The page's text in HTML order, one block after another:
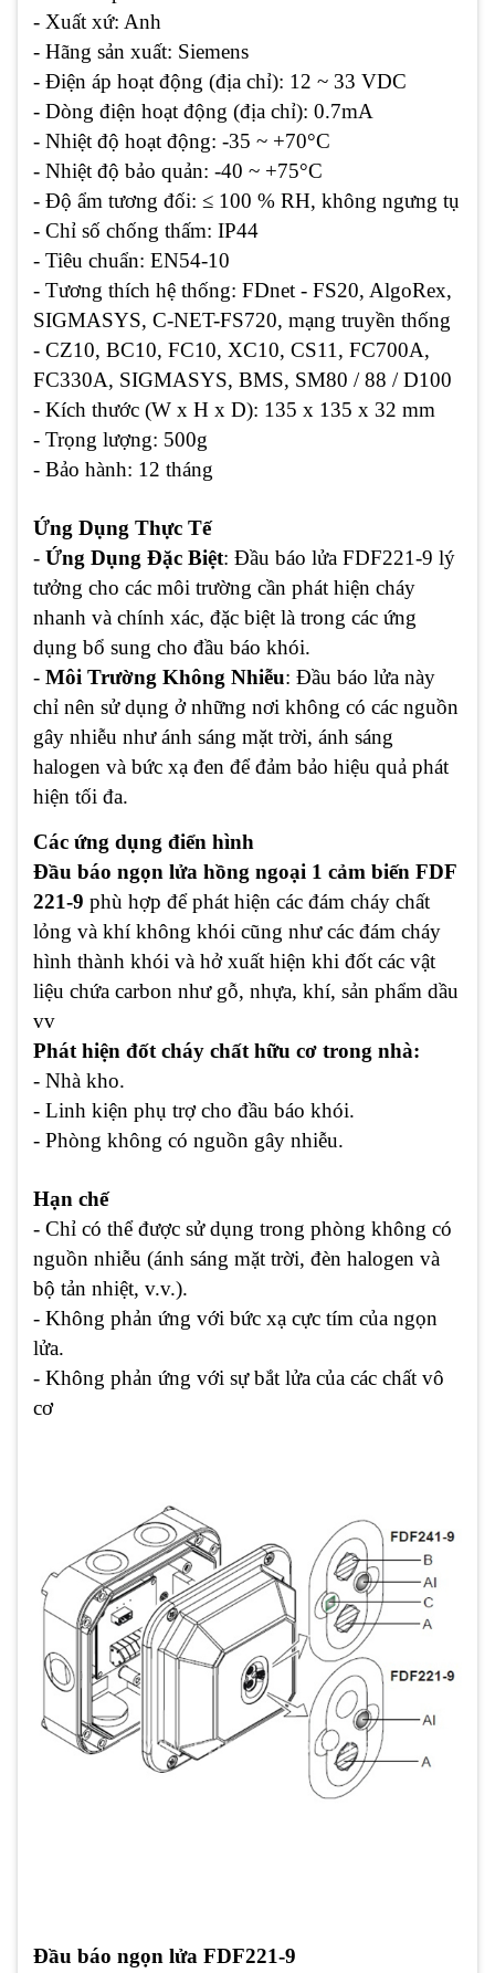
- Xuất xứ: Anh
- Hãng sản xuất: Siemens
- Điện áp hoạt động (địa chỉ): 12 ~ 33 VDC
- Dòng điện hoạt động (địa chỉ): 0.7mA
- Nhiệt độ hoạt động: -35 ~ +70°C
- Nhiệt độ bảo quản: -40 ~ +75°C
- Độ ẩm tương đối: ≤ 100 % RH, không ngưng tụ
- Chỉ số chống thấm: IP44
- Tiêu chuẩn: EN54-10
- Tương thích hệ thống: FDnet - FS20, AlgoRex,
SIGMASYS, C-NET-FS720, mạng truyền thống
- CZ10, BC10, FC10, XC10, CS11, FC700A,
FC330A, SIGMASYS, BMS, SM80 / 88 / D100
- Kích thước (W x H x D): 135 x 135 x 32 mm
- Trọng lượng: 500g
- Bảo hành: 12 tháng
Ứng Dụng Thực Tế
- Ứng Dụng Đặc Biệt: Đầu báo lửa FDF221-9 lý
tưởng cho các môi trường cần phát hiện cháy
nhanh và chính xác, đặc biệt là trong các ứng
dụng bổ sung cho đầu báo khói.
- Môi Trường Không Nhiễu: Đầu báo lửa này
chỉ nên sử dụng ở những nơi không có các nguồn
gây nhiễu như ánh sáng mặt trời, ánh sáng
halogen và bức xạ đen để đảm bảo hiệu quả phát
hiện tối đa.
Các ứng dụng điển hình
Đầu báo ngọn lửa hồng ngoại 1 cảm biến FDF
221-9 phù hợp để phát hiện các đám cháy chất
lỏng và khí không khói cũng như các đám cháy
hình thành khói và hở xuất hiện khi đốt các vật
liệu chứa carbon như gỗ, nhựa, khí, sản phẩm dầu
vv
Phát hiện đốt cháy chất hữu cơ trong nhà:
- Nhà kho.
- Linh kiện phụ trợ cho đầu báo khói.
- Phòng không có nguồn gây nhiễu.
Hạn chế
- Chỉ có thể được sử dụng trong phòng không có
nguồn nhiễu (ánh sáng mặt trời, đèn halogen và
bộ tản nhiệt, v.v.).
- Không phản ứng với bức xạ cực tím của ngọn
lửa.
- Không phản ứng với sự bắt lửa của các chất vô
cơ
Đầu báo ngọn lửa FDF221-9